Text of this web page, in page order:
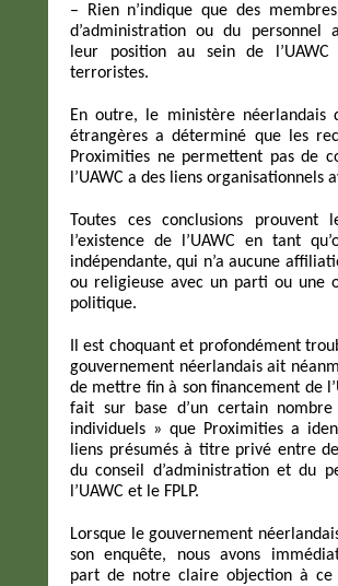
– Rien n’indique que des
d’administration ou du personnel
leur position au sein de
terroristes.
En outre, le ministère néerlandais
étrangères a déterminé que les
Proximities ne permettent pas de
l’UAWC a des liens organisationnels
Toutes ces conclusions prouvent
l’existence de l’UAWC en tant
indépendante, qui n’a aucune
ou religieuse avec un parti ou une
politique.
Il est choquant et profondément
gouvernement néerlandais ait
de mettre fin à son financement de
fait sur base d’un certain
individuels » que Proximities a
liens présumés à titre privé entre
du conseil d’administration et du
l’UAWC et le FPLP.
Lorsque le gouvernement
son enquête, nous avons
part de notre claire objection à ce